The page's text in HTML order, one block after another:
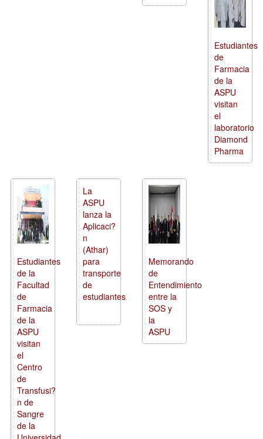
Estudiantes
de
Farmacia
de la
ASPU
visitan
el
laboratorio
Diamond
Pharma
Estudiantes
de la
Facultad
de
Farmacia
de la
ASPU
visitan
el
Centro
de
Transfusi?
n de
Sangre
de la
La
ASPU
lanza la
Aplicaci?
n
(Athar)
para
transporte
de
estudiantes
Memorando
de
Entendimiento
entre la
SOS y
la
ASPU